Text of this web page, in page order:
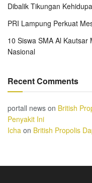
Dibalik Tikungan
PRI Lampung Perkuat
10 Siswa SMA Al
Nasional
Recent Comments
portall news on British
Penyakit Ini
Icha on British Propolis